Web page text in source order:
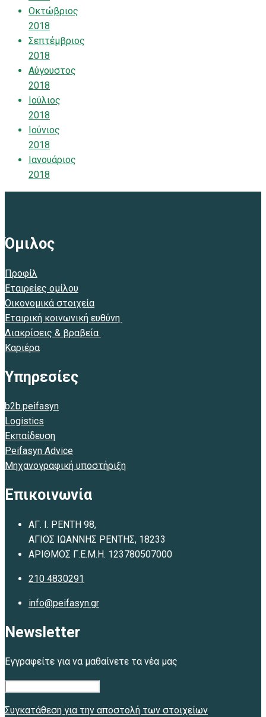
Οκτώβριος
2018
Σεπτέμβριος
2018
Αύγουστος
2018
Ιούλιος
2018
Ιούνιος
2018
Ιανουάριος
2018
Όμιλος
Προφίλ
Εταιρείες ομίλου
Οικονομικά στοιχεία
Εταιρική κοινωνική ευθύνη
Διακρίσεις & βραβεία
Καριέρα
Υπηρεσίες
b2b.peifasyn
Logistics
Εκπαίδευση
Peifasyn Advice
Μηχανογραφική υποστήριξη
Επικοινωνία
ΑΓ. Ι. ΡΕΝΤΗ 98,
ΑΓΙΟΣ ΙΩΑΝΝΗΣ ΡΕΝΤΗΣ, 18233
ΑΡΙΘΜΟΣ Γ.Ε.Μ.Η. 123780507000
210 4830291
info@peifasyn.gr
Newsletter
Εγγραφείτε για να μαθαίνετε τα νέα μας
Συγκατάθεση για την αποστολή των στοιχείων